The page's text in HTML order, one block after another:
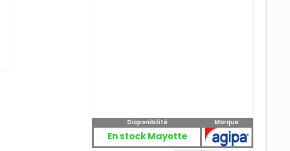
Disponibilité
En stock Mayotte
Marque